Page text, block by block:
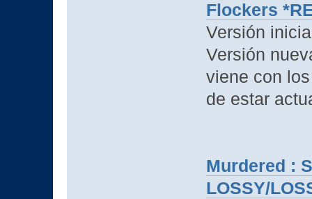
Flockers
Versión
Versión
viene con
de estar
Murdered :
LOSSY/